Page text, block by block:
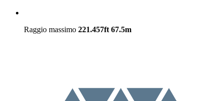
Raggio massimo 221.457ft 67.5m